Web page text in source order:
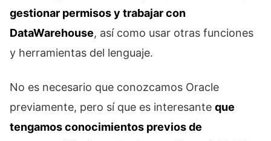
gestionar permisos y trabajar con
DataWarehouse, así como usar otras funciones
y herramientas del lenguaje.
No es necesario que conozcamos Oracle
previamente, pero sí que es interesante que
tengamos conocimientos previos de